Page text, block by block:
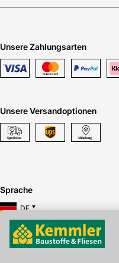
Unsere Zahlungsarten
Unsere Versandoptionen
Sprache
DE